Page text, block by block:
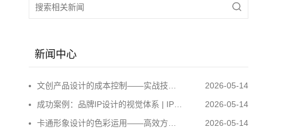

新闻中心
2026-05-14
文创产品设计的成本控制——实战技巧 | IP设计公司-佐案设计
2026-05-14
成功案例：品牌IP设计的视觉体系 | IP设计公司-佐案设计
2026-05-14
卡通形象设计的色彩运用——高效方案 | IP设计公司-佐案设计